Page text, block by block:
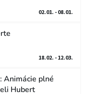
02.01. - 08.01.
18.02. - 12.03.
Animácie plné
Hubert